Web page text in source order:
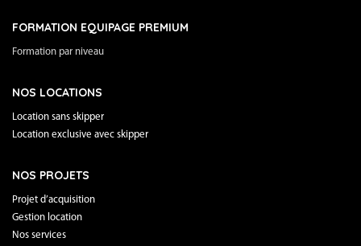
FORMATION EQUIPAGE PREMIUM
Formation par niveau
NOS LOCATIONS
Location sans skipper
Location exclusive avec skipper
NOS PROJETS
Projet d’acquisition
Gestion location
Nos services